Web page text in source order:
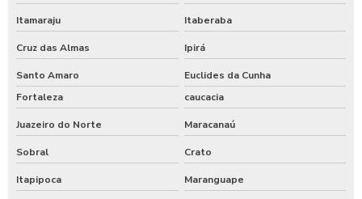
Itamaraju Itaberaba
Cruz das Almas Ipirá
Santo Amaro
Euclides da Cunha
Fortaleza
caucacia
Juazeiro do Norte Maracanaú
Sobral Crato
Itapipoca Maranguape